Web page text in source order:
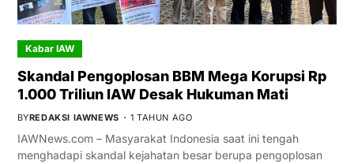
Kabar IAW
Skandal Pengoplosan BBM Mega Korupsi Rp
1.000 Triliun IAW Desak Hukuman Mati
BYREDAKSI IAWNEWS 1 TAHUN AGO
IAWNews.com – Masyarakat Indonesia saat ini tengah
menghadapi skandal kejahatan besar berupa pengoplosan